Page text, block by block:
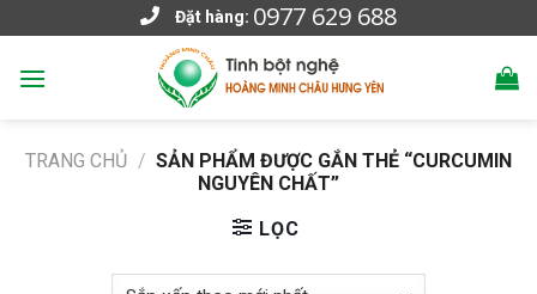
to
content
Đặt hàng: 0977 629 688
TRANG CHỦ / SẢN PHẨM ĐƯỢC GẮN THẺ “CURCUMIN
NGUYÊN CHẤT”
LỌC